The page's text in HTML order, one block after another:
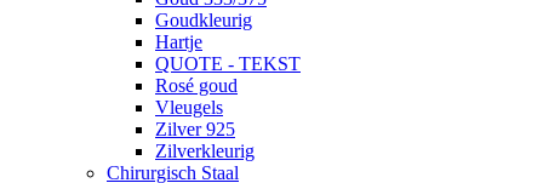
Goudkleurig
Hartje
QUOTE - TEKST
Rosé goud
Vleugels
Zilver 925
Zilverkleurig
Chirurgisch Staal